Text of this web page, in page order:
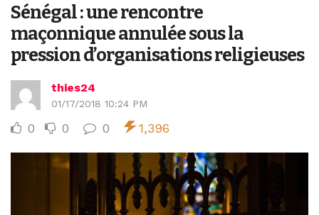
Sénégal : une rencontre
maçonnique annulée sous la
pression d’organisations religieuses
thies24
01/17/2018 10:24 PM
0 0 0 1,396